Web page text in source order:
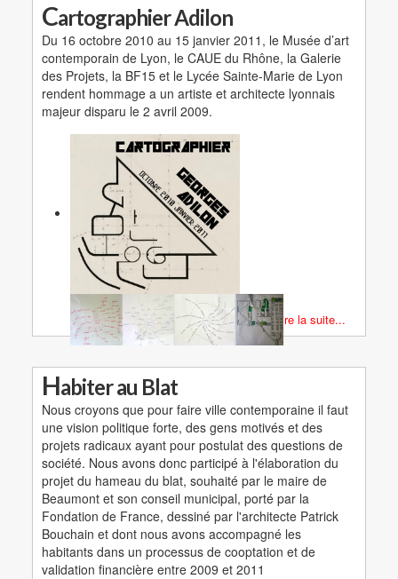
Cartographier Adilon
Du 16 octobre 2010 au 15 janvier 2011, le Musée d’art
contemporain de Lyon, le CAUE du Rhône, la Galerie
des Projets, la BF15 et le Lycée Sainte-Marie de Lyon
rendent hommage a un artiste et architecte lyonnais
majeur disparu le 2 avril 2009.
Lire la suite...
Habiter au Blat
Nous croyons que pour faire ville contemporaine il faut
une vision politique forte, des gens motivés et des
projets radicaux ayant pour postulat des questions de
société. Nous avons donc participé à l'élaboration du
projet du hameau du blat, souhaité par le maire de
Beaumont et son conseil municipal, porté par la
Fondation de France, dessiné par l'architecte Patrick
Bouchain et dont nous avons accompagné les
habitants dans un processus de cooptation et de
validation financière entre 2009 et 2011